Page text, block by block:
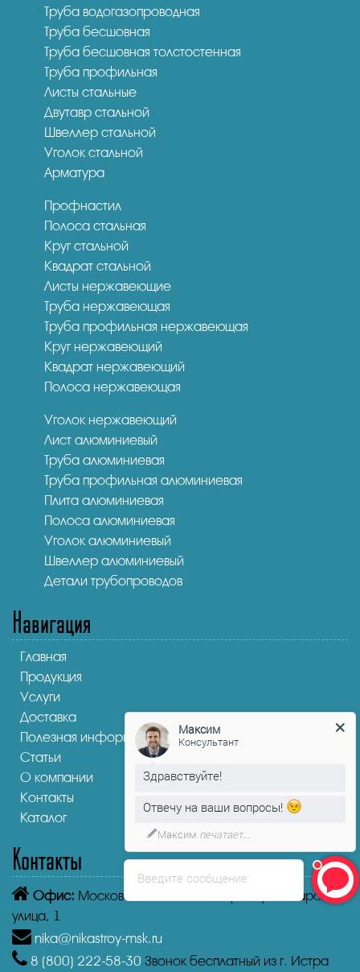
Труба водогазопроводная
Труба бесшовная
Труба бесшовная толстостенная
Труба профильная
Листы стальные
Двутавр стальной
Швеллер стальной
Уголок стальной
Арматура
Профнастил
Полоса стальная
Круг стальной
Квадрат стальной
Листы нержавеющие
Труба нержавеющая
Труба профильная нержавеющая
Круг нержавеющий
Квадрат нержавеющий
Полоса нержавеющая
Уголок нержавеющий
Лист алюминиевый
Труба алюминиевая
Труба профильная алюминиевая
Плита алюминиевая
Полоса алюминиевая
Уголок алюминиевый
Швеллер алюминиевый
Детали трубопроводов
Навигация
Главная
Продукция
Услуги
Доставка
Полезная информация
Статьи
О компании
Контакты
Каталог
Контакты
Офис: Московская область, Истра, Пролетарская
улица, 1
nika@nikastroy-msk.ru
8 (800) 222-58-30 Звонок бесплатный из г. Истра
Введите сообщение
Максим
Консультант
Здравствуйте!
Отвечу на ваши вопросы!
Максим печатает...